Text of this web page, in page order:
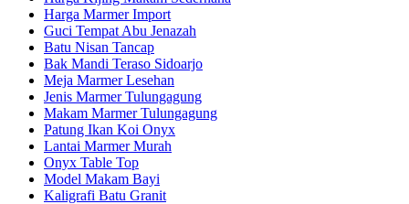
Harga Marmer Import
Guci Tempat Abu Jenazah
Batu Nisan Tancap
Bak Mandi Teraso Sidoarjo
Meja Marmer Lesehan
Jenis Marmer Tulungagung
Makam Marmer Tulungagung
Patung Ikan Koi Onyx
Lantai Marmer Murah
Onyx Table Top
Model Makam Bayi
Kaligrafi Batu Granit